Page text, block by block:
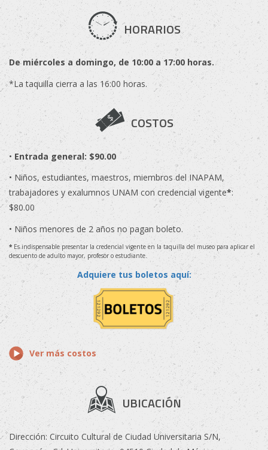
HORARIOS
De miércoles a domingo, de 10:00 a 17:00 horas.
*La taquilla cierra a las 16:00 horas.
COSTOS
• Entrada general: $90.00
• Niños, estudiantes, maestros, miembros del INAPAM,
trabajadores y exalumnos UNAM con credencial vigente*:
$80.00
• Niños menores de 2 años no pagan boleto.
* Es indispensable presentar la credencial vigente en la taquilla del museo para aplicar el
descuento de adulto mayor, profesor o estudiante.
Adquiere tus boletos aquí:
Ver más costos
UBICACIÓN
Dirección: Circuito Cultural de Ciudad Universitaria S/N,